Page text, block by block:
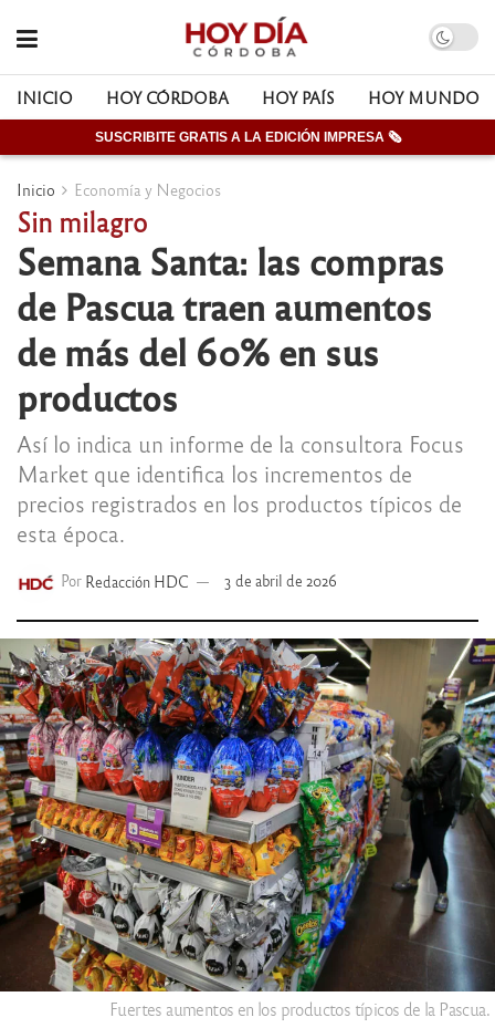
INICIO HOY CÓRDOBA HOY PAÍS HOY MUNDO
SUSCRIBITE GRATIS A LA EDICIÓN IMPRESA 🗞
Inicio Economía y Negocios
Sin milagro
Semana Santa: las compras
de Pascua traen aumentos
de más del 60% en sus
productos
Así lo indica un informe de la consultora Focus
Market que identifica los incrementos de
precios registrados en los productos típicos de
esta época.
Por Redacción HDC 3 de abril de 2026
Fuertes aumentos en los productos típicos de la Pascua.